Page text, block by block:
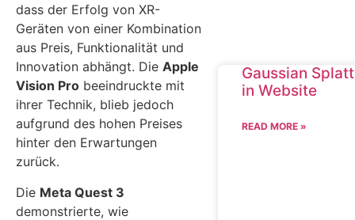
dass der Erfolg von XR-
Geräten von einer Kombination
aus Preis, Funktionalität und
Innovation abhängt. Die Apple
Vision Pro beeindruckte mit
ihrer Technik, blieb jedoch
aufgrund des hohen Preises
hinter den Erwartungen
zurück.
Die Meta Quest 3
demonstrierte, wie
Gaussian
in Website
READ MORE »